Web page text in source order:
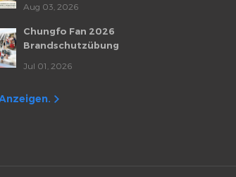
Geburtstagsfeier von Chungfo Fan
Aug 03, 2026
Chungfo Fan 2026
Brandschutzübung
Jul 01, 2026